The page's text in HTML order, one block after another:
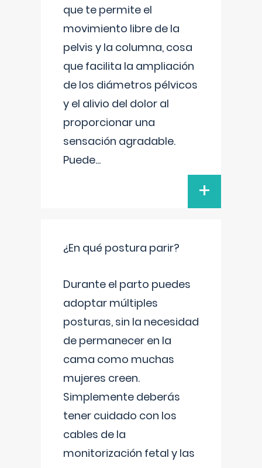
que te permite el
movimiento libre de la
pelvis y la columna, cosa
que facilita la ampliación
de los diámetros pélvicos
y el alivio del dolor al
proporcionar una
sensación agradable.
Puede...
+
¿En qué postura parir?
Durante el parto puedes
adoptar múltiples
posturas, sin la necesidad
de permanecer en la
cama como muchas
mujeres creen.
Simplemente deberás
tener cuidado con los
cables de la
monitorización fetal y las